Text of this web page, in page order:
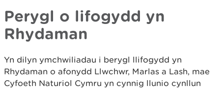
Perygl o lifogydd yn
Rhydaman
Yn dilyn ymchwiliadau i berygl llifogydd yn
Rhydaman o afonydd Llwchwr, Marlas a Lash, mae
Cyfoeth Naturiol Cymru yn cynnig llunio cynllun